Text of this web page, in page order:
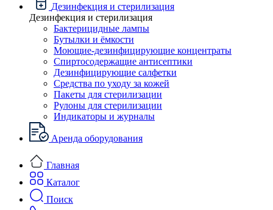
Дезинфекция и стерилизация
Дезинфекция и стерилизация
Бактерицидные лампы
Бутылки и ёмкости
Моющие-дезинфицирующие концентраты
Спиртосодержащие антисептики
Дезинфицирующие салфетки
Средства по уходу за кожей
Пакеты для стерилизации
Рулоны для стерилизации
Индикаторы и журналы
Аренда оборудования
Главная
Каталог
Поиск